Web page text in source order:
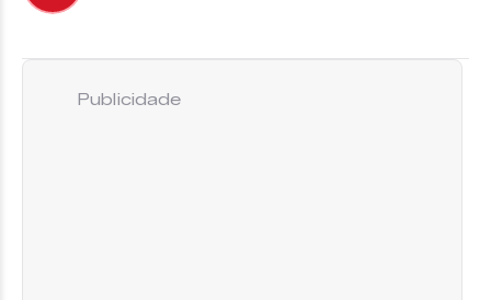
Publicidade